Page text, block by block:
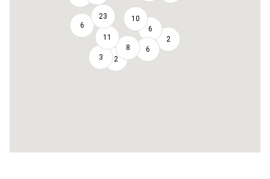
6
23
11
3
10
8
2
6
6
2